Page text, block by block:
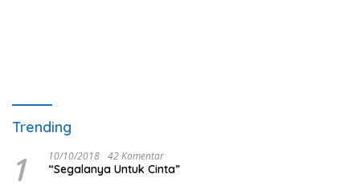
Trending
1 10/10/2018 42 Komentar
“Segalanya Untuk Cinta”